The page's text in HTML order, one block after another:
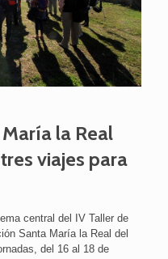
la Real
viajes para
central del IV Taller de
Santa María la Real del
del 16 al 18 de